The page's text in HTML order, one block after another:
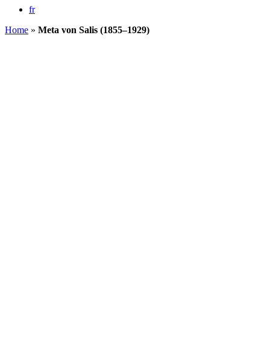
fr
Home » Meta von Salis (1855–1929)